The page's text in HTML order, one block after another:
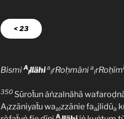
< 23
Bismi A
lllähi a
lrRoḥmäni a
lrRoḥīmi
350 Sūroẗun áṅzalnähā
Alzzāniyaẗu waalzzānie faajlidūa
A